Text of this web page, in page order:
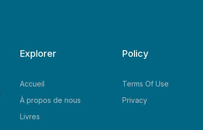
Explorer
Accueil
À propos de nous
Livres
Policy
Terms Of Use
Privacy